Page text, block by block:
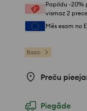
Papildu -20%
vismaz 2
Mēs esam no
Basic
Preču
Piegāde